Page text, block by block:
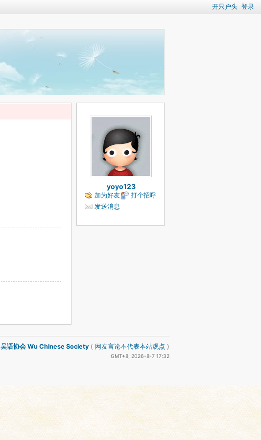
开只户头 登录
yoyo123
加为好友
打个招呼
发送消息
吴语协会 Wu Chinese Society ( 网友言论不代表本站观点 )
GMT+8, 2026-8-7 17:32